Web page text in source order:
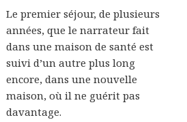
Le premier séjour, de plusieurs
années, que le narrateur fait
dans une maison de santé est
suivi d’un autre plus long
encore, dans une nouvelle
maison, où il ne guérit pas
davantage.